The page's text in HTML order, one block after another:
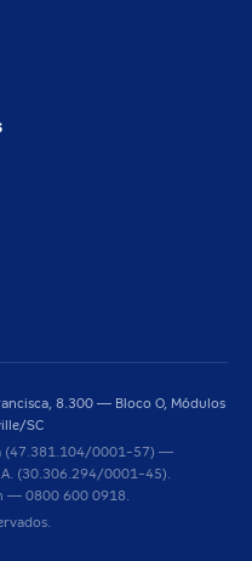
8.300 — Bloco O, Módulos
SC
(47.381.104/0001-57) —
(30.306.294/0001-45).
— 0800 600 0918.